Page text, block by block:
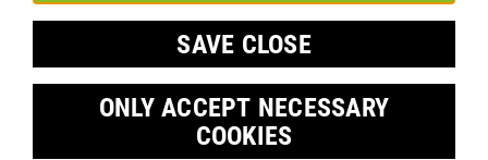
SAVE CLOSE
ONLY ACCEPT NECESSARY
COOKIES
®concept, we pursue a holistic and
individualised foot consultation approach. The basis of every
FIT-DAY®is measurement using the latest 3D scanning
technology to determine the exact size and width(module 1
as well as optional customised treatment with insoles